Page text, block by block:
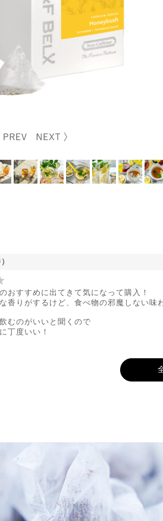
おすすめに出てきて気になって購入！
香りがするけど、食べ物の邪魔しない味
むのがいいと聞くので
丁度いい！